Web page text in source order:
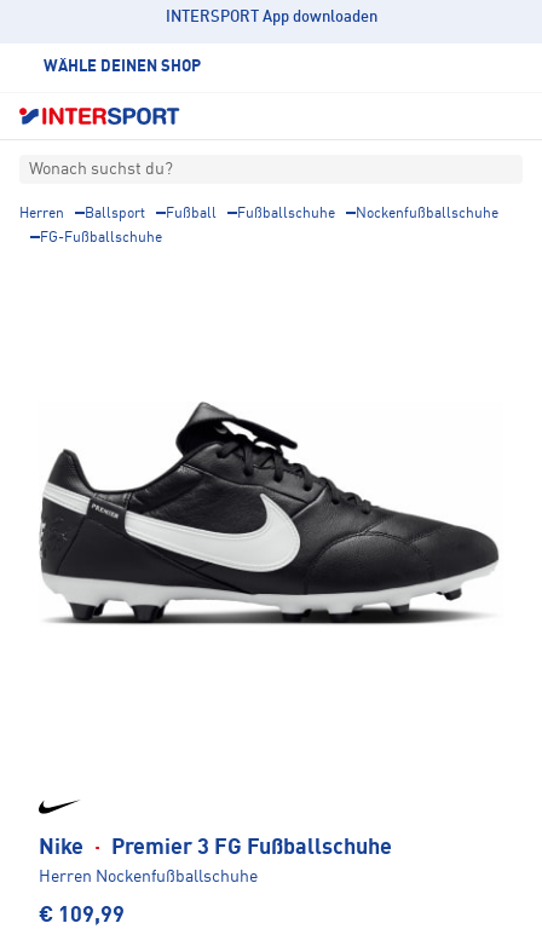
INTERSPORT App downloaden
WÄHLE DEINEN SHOP
Wonach suchst du?
Herren Ballsport Fußball Fußballschuhe
Nockenfußballschuhe
FG-Fußballschuhe
Nike · Premier 3 FG Fußballschuhe
Herren Nockenfußballschuhe
€ 109,99